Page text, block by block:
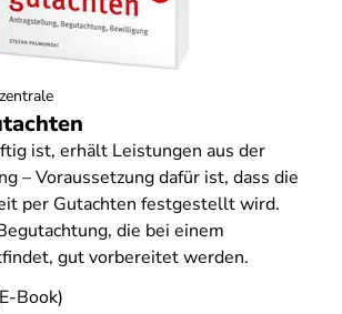
ist, erhält Leistungen aus der
– Voraussetzung dafür ist, dass die
per Gutachten festgestellt wird.
die bei einem
gut vorbereitet werden.
Book)